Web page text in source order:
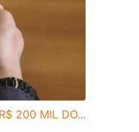
200 MIL DO...